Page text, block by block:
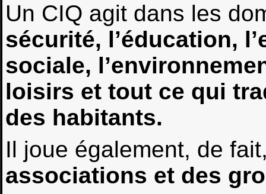
Un CIQ agit dans les
sécurité, l’éducation,
sociale,
loisirs et tout ce qui
des habitants.
Il joue également, de
associations et des